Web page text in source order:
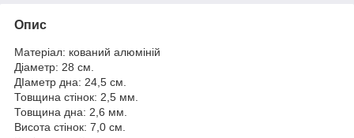
Опис
Матеріал: кований алюміній
Діаметр: 28 см.
ДІаметр дна: 24,5 см.
Товщина стінок: 2,5 мм.
Товщина дна: 2,6 мм.
Висота стінок: 7,0 см.